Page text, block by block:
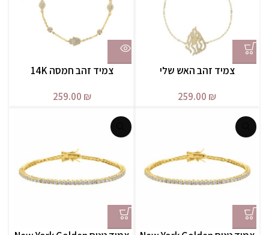
צמיד זהב האש שלי
259.00 ₪
צמיד זהב חמסה 14K
259.00 ₪